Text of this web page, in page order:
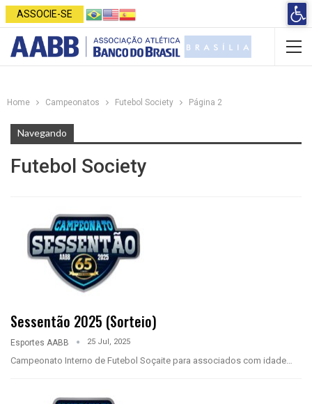
ASSOCIE-SE
Home Campeonatos Futebol Society Página 2
Navegando
Futebol Society
Sessentão 2025 (Sorteio)
Esportes AABB 25 Jul, 2025
Campeonato Interno de Futebol Soçaite para associados com idade…